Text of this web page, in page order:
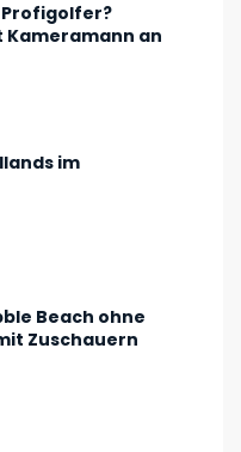
Kameramann an
im
Beach ohne
Zuschauern